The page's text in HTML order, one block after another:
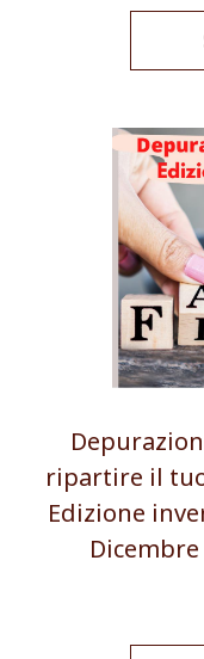
ripartire il
Edizione